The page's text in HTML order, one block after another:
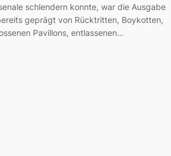
schlendern konnte, war die Ausgabe
geprägt von Rücktritten, Boykotten,
Pavillons, entlassenen…